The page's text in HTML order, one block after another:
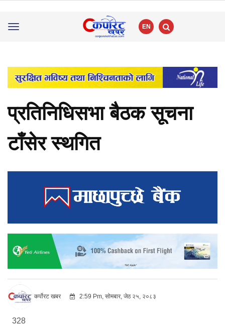
Toggle
EN
प्रतिनिधिसभा बैठक सूचना
टाँसेर स्थगित
कर्पोरट खबर 2:59 Pm, सोमबार, जेठ २५, २०८३
328